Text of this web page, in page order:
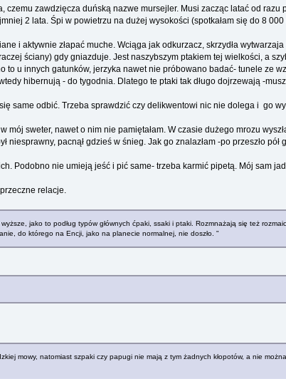
zawdzięcza duńską nazwe mursejler. Musi zacząc latać od
2 lata. Śpi w powietrzu na dużej wysokości (spotkałam się do 8
i aktywnie złapać muche. Wciąga jak odkurzacz, skrzydła
ściany) gdy gniazduje. Jest naszybszym ptakiem tej wielkości, a
u innych gatunków, jerzyka nawet nie próbowano badać- tunele ze
hibernują - do tygodnia. Dlatego te ptaki tak długo dojrzewają -
same odbić. Trzeba sprawdzić czy delikwentowi nic nie dolega i go
sweter, nawet o nim nie pamiętałam. W czasie dużego mrozu
pacnął gdzieś w śnieg. Jak go znalazłam -po przeszło pół
Podobno nie umieją jeść i pić same- trzeba karmić pipetą. Mój sam
relacje.
jako to podług typów głównych ćpaki, ssaki i ptaki. Rozmnażają się też
do którego na Encji, jako na planecie normalnej, nie doszło. "
mowy, natomiast szpaki czy papugi nie mają z tym żadnych kłopotów, a nie